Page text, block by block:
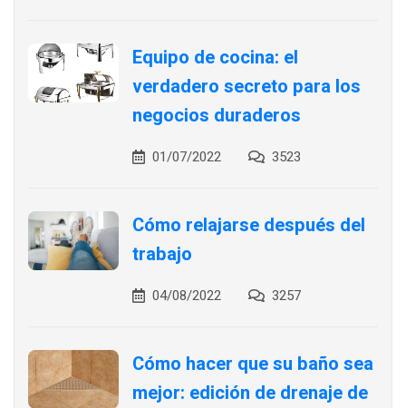
Equipo de cocina: el
verdadero secreto para los
negocios duraderos
01/07/2022 3523
Cómo relajarse después del
trabajo
04/08/2022 3257
Cómo hacer que su baño sea
mejor: edición de drenaje de